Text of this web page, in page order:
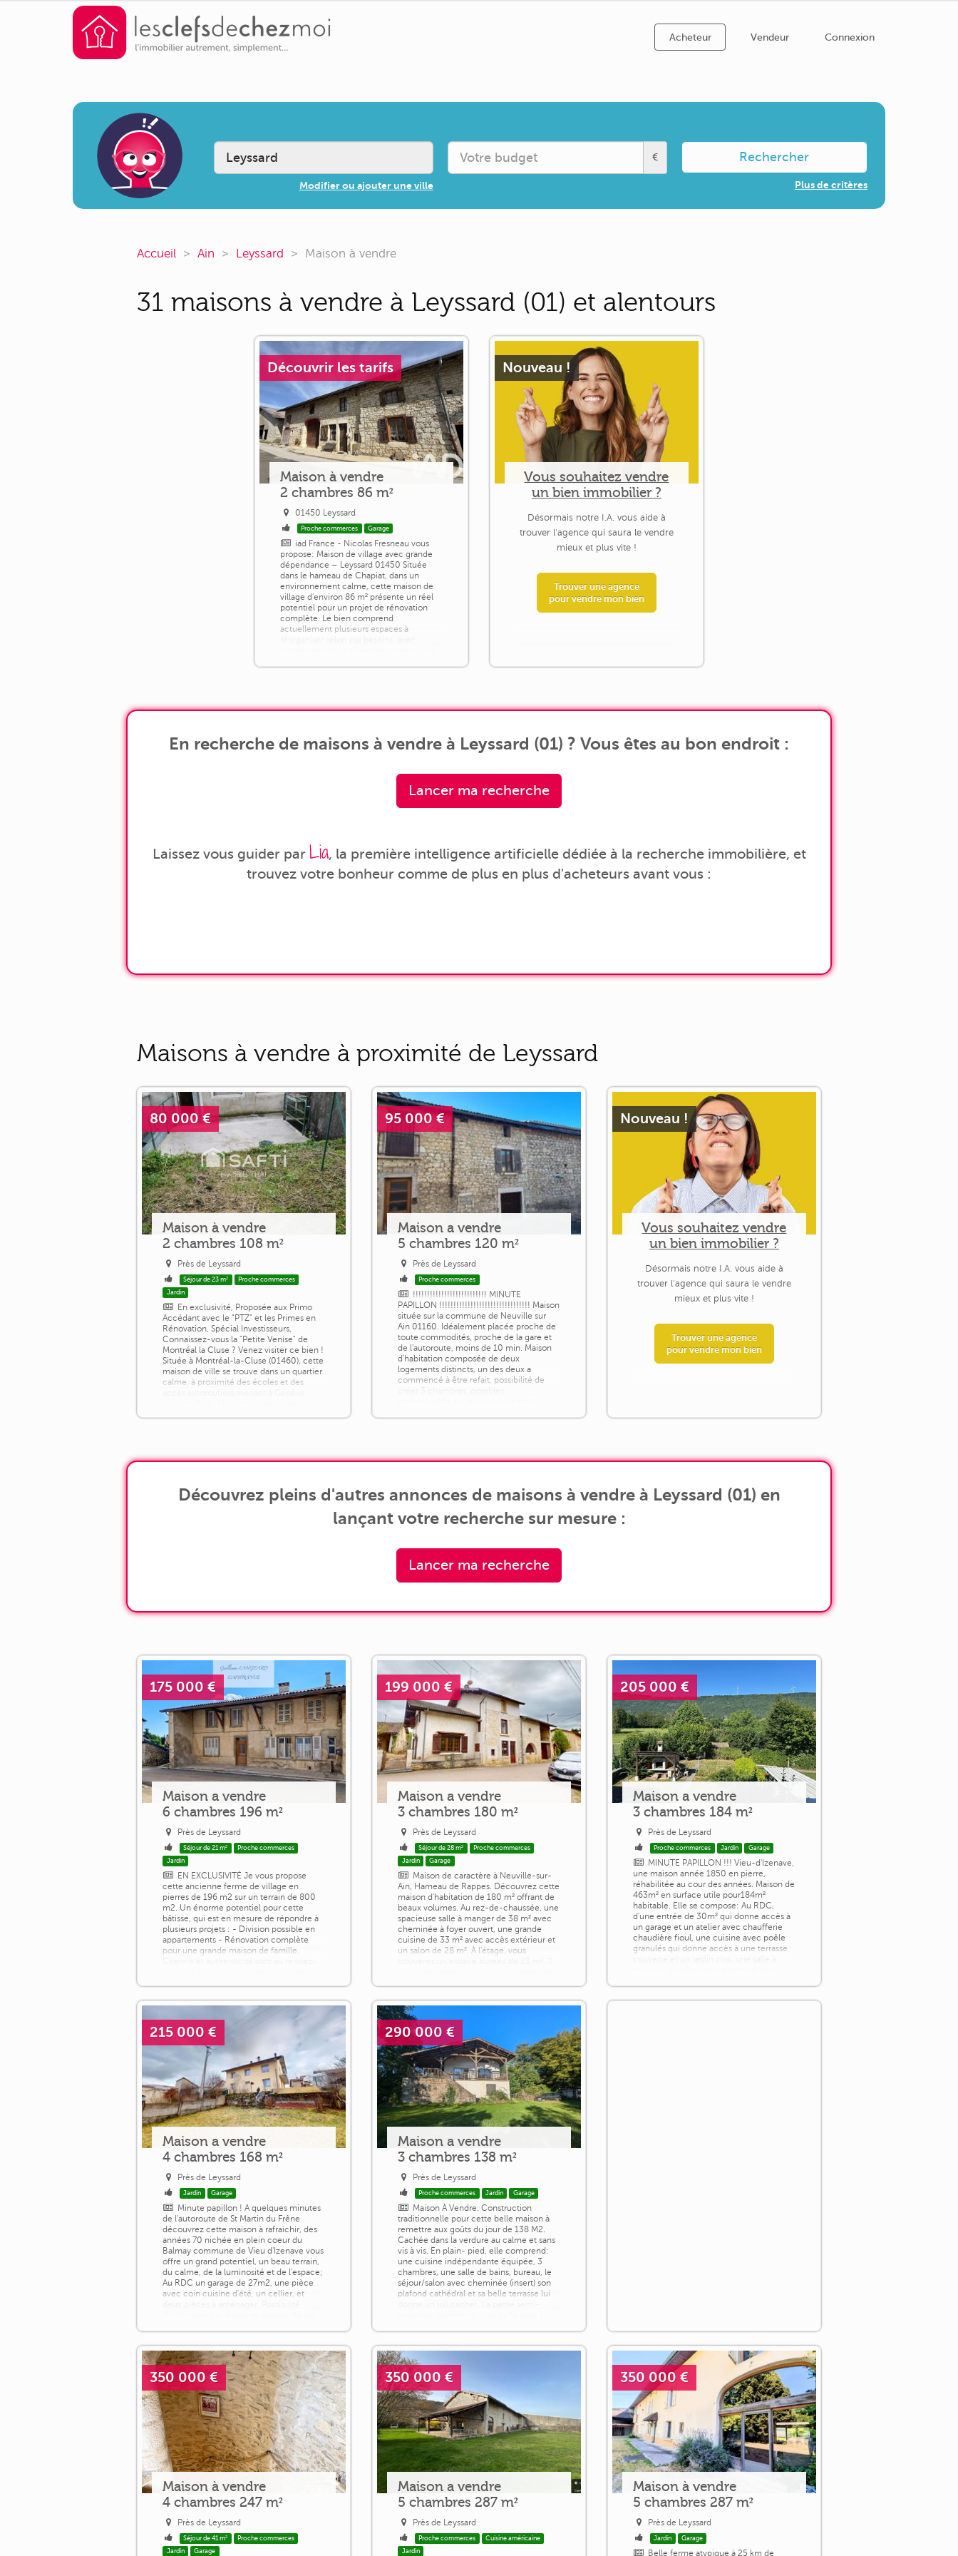
Acheteur Vendeur Connexion
Modifier ou ajouter une ville
€ Rechercher
Plus de critères
Accueil Ain Leyssard Maison à vendre
31 maisons à vendre à Leyssard (01) et alentours
Découvrir les tarifs
Maison à vendre
2 chambres 86 m²
01450 Leyssard
Proche commerces Garage
iad France - Nicolas Fresneau vous
propose: Maison de village avec grande
dépendance – Leyssard 01450 Située
dans le hameau de Chapiat, dans un
environnement calme, cette maison de
village d'environ 86 m² présente un réel
potentiel pour un projet de rénovation
complète. Le bien comprend
actuellement plusieurs espaces à
Nouveau !
Vous souhaitez vendre
un bien immobilier ?
Désormais notre I.A. vous aide à
trouver l'agence qui saura le vendre
mieux et plus vite !
Trouver une agence
pour vendre mon bien
En recherche de maisons à vendre à Leyssard (01) ? Vous êtes au bon endroit :
Lancer ma recherche
Laissez vous guider par Lia, la première intelligence artificielle dédiée à la recherche immobilière, et
trouvez votre bonheur comme de plus en plus d'acheteurs avant vous :
Maisons à vendre à proximité de Leyssard
80 000 €
Maison à vendre
2 chambres 108 m²
Près de Leyssard
Séjour de 23 m²
Proche commerces
Jardin
En exclusivité, Proposée aux Primo
Accédant avec le "PTZ" et les Primes en
Rénovation, Spécial Investisseurs,
Connaissez-vous la "Petite Venise" de
Montréal la Cluse ? Venez visiter ce bien !
Située à Montréal-la-Cluse (01460), cette
maison de ville se trouve dans un quartier
calme, à proximité des écoles et des
95 000 €
Maison a vendre
5 chambres 120 m²
Près de Leyssard
Proche commerces
!!!!!!!!!!!!!!!!!!!!!!!!!! MINUTE
PAPILLON !!!!!!!!!!!!!!!!!!!!!!!!!!!!!!!! Maison
située sur la commune de Neuville sur
Ain 01160. Idéalement placée proche de
toute commodités, proche de la gare et
de l'autoroute, moins de 10 min. Maison
d'habitation composée de deux
logements distincts, un des deux a
commencé à être refait, possibilité de
Nouveau !
Vous souhaitez vendre
un bien immobilier ?
Désormais notre I.A. vous aide à
trouver l'agence qui saura le vendre
mieux et plus vite !
Trouver une agence
pour vendre mon bien
Découvrez pleins d'autres annonces de maisons à vendre à Leyssard (01) en
lançant votre recherche sur mesure :
Lancer ma recherche
175 000 €
Maison a vendre
6 chambres 196 m²
Près de Leyssard
Séjour de 21 m²
Proche commerces
Jardin
EN EXCLUSIVITÉ Je vous propose
cette ancienne ferme de village en
pierres de 196 m2 sur un terrain de 800
m2. Un énorme potentiel pour cette
bâtisse, qui est en mesure de répondre à
plusieurs projets : - Division possible en
appartements - Rénovation complète
pour une grande maison de famille.
199 000 €
Maison a vendre
3 chambres 180 m²
Près de Leyssard
Séjour de 28 m²
Proche commerces
Jardin
Garage
Maison de caractère à Neuville-sur-
Ain, Hameau de Rappes. Découvrez cette
maison d'habitation de 180 m² offrant de
beaux volumes. Au rez-de-chaussée, une
spacieuse salle à manger de 38 m² avec
cheminée à foyer ouvert, une grande
cuisine de 33 m² avec accès extérieur et
un salon de 28 m². À l'étage, vous
205 000 €
Maison a vendre
3 chambres 184 m²
Près de Leyssard
Proche commerces Jardin Garage
MINUTE PAPILLON !!! Vieu-d'Izenave,
une maison année 1850 en pierre,
réhabilitée au cour des années. Maison de
463m² en surface utile pour184m²
habitable. Elle se compose: Au RDC,
d'une entrée de 30m² qui donne accès à
un garage et un atelier avec chaufferie
chaudière fioul, une cuisine avec poêle
granulés qui donne accès à une terrasse
215 000 €
Maison a vendre
4 chambres 168 m²
Près de Leyssard
Jardin Garage
Minute papillon ! A quelques minutes
de l'autoroute de St Martin du Frêne
découvrez cette maison à rafraichir, des
années 70 nichée en plein coeur du
Balmay commune de Vieu d'Izenave vous
offre un grand potentiel, un beau terrain,
du calme, de la luminosité et de l'espace;
Au RDC un garage de 27m2, une pièce
avec coin cuisine d'été, un cellier, et
290 000 €
Maison a vendre
3 chambres 138 m²
Près de Leyssard
Proche commerces Jardin Garage
Maison À Vendre. Construction
traditionnelle pour cette belle maison à
remettre aux goûts du jour de 138 M2.
Cachée dans la verdure au calme et sans
vis à vis. En plain- pied, elle comprend:
une cuisine indépendante équipée, 3
chambres, une salle de bains, bureau, le
séjour/salon avec cheminée (insert) son
plafond cathédral et sa belle terrasse lui
350 000 €
Maison à vendre
4 chambres 247 m²
Près de Leyssard
Séjour de 41 m²
Proche commerces
Jardin
Garage
350 000 €
Maison a vendre
5 chambres 287 m²
Près de Leyssard
Proche commerces
Cuisine américaine
Jardin
350 000 €
Maison à vendre
5 chambres 287 m²
Près de Leyssard
Jardin Garage
Belle ferme atypique à 25 km de